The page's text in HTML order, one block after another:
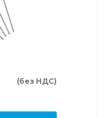
(без НДС)